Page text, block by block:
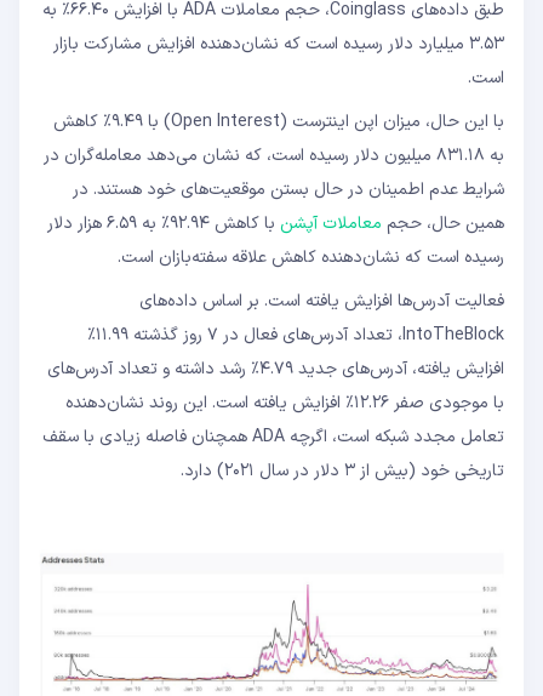
طبق داده‌های Coinglass، حجم معاملات ADA با افزایش ۶۶.۴۰٪ به
۳.۵۳ میلیارد دلار رسیده است که نشان‌دهنده افزایش مشارکت بازار
است.
با این حال، میزان اپن اینترست (Open Interest) با ۹.۴۹٪ کاهش
به ۸۳۱.۱۸ میلیون دلار رسیده است، که نشان می‌دهد معامله‌گران در
شرایط عدم اطمینان در حال بستن موقعیت‌های خود هستند. در
همین حال، حجم معاملات آپشن
با کاهش ۹۲.۹۴٪ به ۶.۵۹ هزار دلار
رسیده است که نشان‌دهنده کاهش علاقه سفته‌بازان است.
فعالیت آدرس‌ها افزایش یافته است. بر اساس داده‌های
IntoTheBlock، تعداد آدرس‌های فعال در ۷ روز گذشته ۱۱.۹۹٪
افزایش یافته، آدرس‌های جدید ۴.۷۹٪ رشد داشته و تعداد آدرس‌های
با موجودی صفر ۱۲.۲۶٪ افزایش یافته است. این روند نشان‌دهنده
تعامل مجدد شبکه است، اگرچه ADA همچنان فاصله زیادی با سقف
تاریخی خود (بیش از ۳ دلار در سال ۲۰۲۱) دارد.